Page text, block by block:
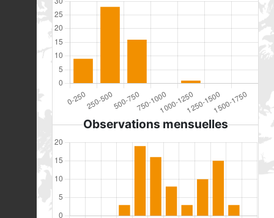
Observations mensuelles